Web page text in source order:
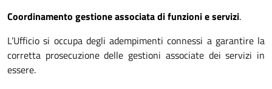
Coordinamento gestione associata di funzioni e servizi.
L’Ufficio si occupa degli adempimenti connessi a garantire la
corretta prosecuzione delle gestioni associate dei servizi in
essere.